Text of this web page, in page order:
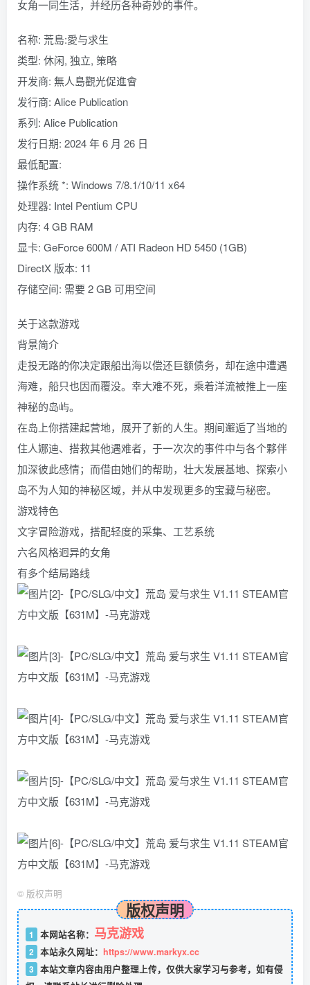
女角一同生活，并经历各种奇妙的事件。
名称: 荒島:愛与求生
类型: 休闲, 独立, 策略
开发商: 無人島觀光促進會
发行商: Alice Publication
系列: Alice Publication
发行日期: 2024 年 6 月 26 日
最低配置:
操作系统 *: Windows 7/8.1/10/11 x64
处理器: Intel Pentium CPU
内存: 4 GB RAM
显卡: GeForce 600M / ATI Radeon HD 5450 (1GB)
DirectX 版本: 11
存储空间: 需要 2 GB 可用空间
关于这款游戏
背景简介
走投无路的你决定跟船出海以偿还巨额债务，却在途中遭遇
海难，船只也因而覆没。幸大难不死，乘着洋流被推上一座
神秘的岛屿。
在岛上你搭建起营地，展开了新的人生。期间邂逅了当地的
住人娜迪、搭救其他遇难者，于一次次的事件中与各个夥伴
加深彼此感情；而借由她们的帮助，壮大发展基地、探索小
岛不为人知的神秘区域，并从中发现更多的宝藏与秘密。
游戏特色
文字冒险游戏，搭配轻度的采集、工艺系统
六名风格迥异的女角
有多个结局路线
© 版权声明
版权声明
1 本网站名称： 马克游戏
2 本站永久网址： https://www.markyx.cc
3 本站文章内容由用户整理上传，仅供大家学习与参考，如有侵